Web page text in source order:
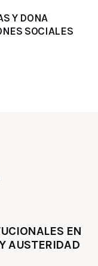
Y DONA
SOCIALES
EN
AUSTERIDAD